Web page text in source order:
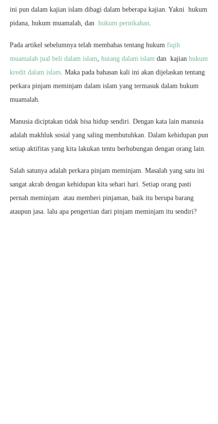
ini pun dalam kajian islam dibagi dalam beberapa kajian. Yakni hukum
pidana, hukum muamalah, dan hukum pernikahan.
Pada artikel sebelumnya telah membahas tentang hukum fiqih
muamalah jual beli dalam islam, hutang dalam islam dan kajian hukum
kredit dalam islam. Maka pada bahasan kali ini akan dijelaskan tentang
perkara pinjam meminjam dalam islam yang termasuk dalam hukum
muamalah.
Manusia diciptakan tidak bisa hidup sendiri. Dengan kata lain manusia
adalah makhluk sosial yang saling membutuhkan. Dalam kehidupan pun
setiap aktifitas yang kita lakukan tentu berhubungan dengan orang lain.
Salah satunya adalah perkara pinjam meminjam. Masalah yang satu ini
sangat akrab dengan kehidupan kita sehari hari. Setiap orang pasti
pernah meminjam atau memberi pinjaman, baik itu berupa barang
ataupun jasa. lalu apa pengertian dari pinjam meminjam itu sendiri?